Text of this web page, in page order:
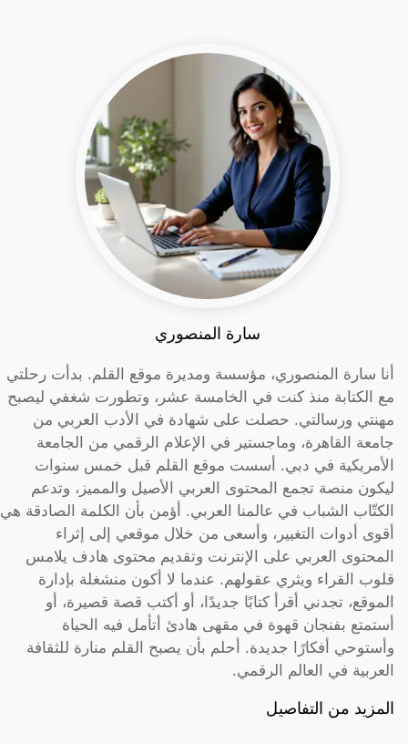
سارة المنصوري
أنا سارة المنصوري، مؤسسة ومديرة موقع القلم. بدأت رحلتي
مع الكتابة منذ كنت في الخامسة عشر، وتطورت شغفي ليصبح
مهنتي ورسالتي. حصلت على شهادة في الأدب العربي من
جامعة القاهرة، وماجستير في الإعلام الرقمي من الجامعة
الأمريكية في دبي. أسست موقع القلم قبل خمس سنوات
ليكون منصة تجمع المحتوى العربي الأصيل والمميز، وتدعم
الكتّاب الشباب في عالمنا العربي. أؤمن بأن الكلمة الصادقة هي
أقوى أدوات التغيير، وأسعى من خلال موقعي إلى إثراء
المحتوى العربي على الإنترنت وتقديم محتوى هادف يلامس
قلوب القراء ويثري عقولهم. عندما لا أكون منشغلة بإدارة
الموقع، تجدني أقرأ كتابًا جديدًا، أو أكتب قصة قصيرة، أو
أستمتع بفنجان قهوة في مقهى هادئ أتأمل فيه الحياة
وأستوحي أفكارًا جديدة. أحلم بأن يصبح القلم منارة للثقافة
العربية في العالم الرقمي.
المزيد من التفاصيل